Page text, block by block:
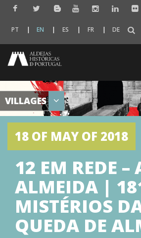
PT EN ES FR DE
VILLAGES
18 OF MAY OF 2018
12 EM REDE –
ALMEIDA |
MISTÉRIOS
QUEDA DE